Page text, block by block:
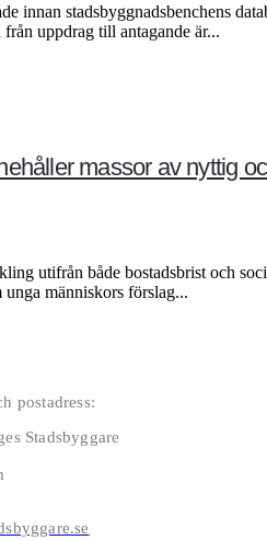
innan stadsbyggnadsbenchens
uppdrag till antagande är...
massor av nyttig
utifrån både bostadsbrist och
människors förslag...
postadress:
Stadsbyggare